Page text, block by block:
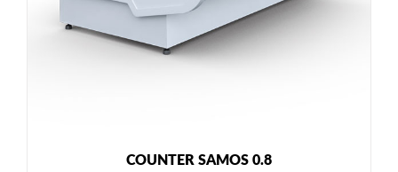
COUNTER SAMOS 0.8